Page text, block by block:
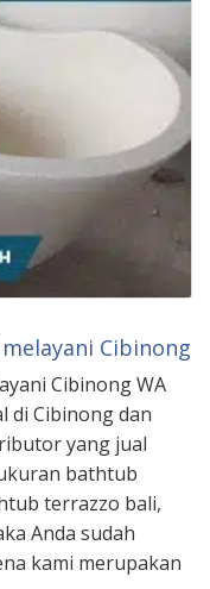
melayani Cibinong
Cibinong WA
di Cibinong dan
yang jual
bathtub
terrazzo bali,
Anda sudah
kami merupakan